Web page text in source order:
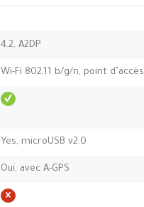
4.2, A2DP
Wi-Fi 802.11 b/g/n, point d’accès
Yes, microUSB v2.0
Oui, avec A-GPS